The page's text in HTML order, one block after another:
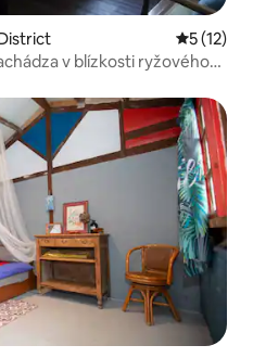
5 (12)
v blízkosti ryžového